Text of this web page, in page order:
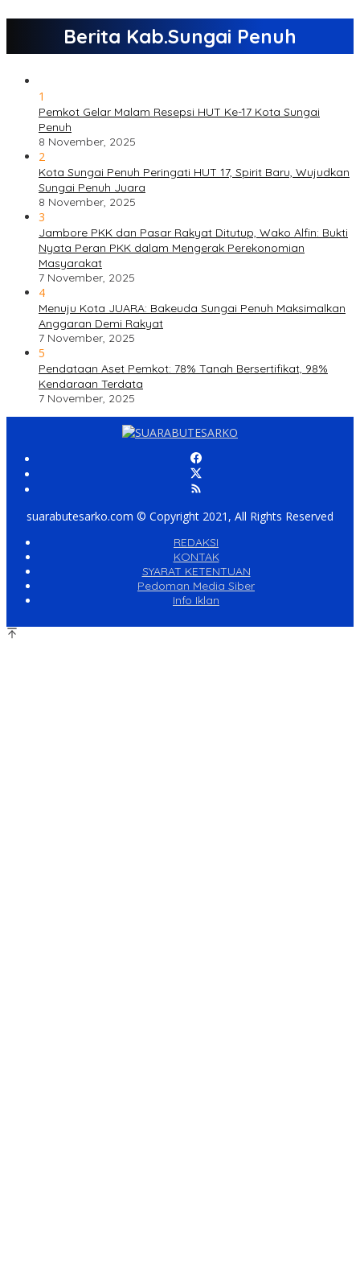
Berita Kab.Sungai Penuh
1
Pemkot Gelar Malam Resepsi HUT Ke-17 Kota Sungai
Penuh
8 November, 2025
2
Kota Sungai Penuh Peringati HUT 17, Spirit Baru, Wujudkan
Sungai Penuh Juara
8 November, 2025
3
Jambore PKK dan Pasar Rakyat Ditutup, Wako Alfin: Bukti
Nyata Peran PKK dalam Mengerak Perekonomian
Masyarakat
7 November, 2025
4
Menuju Kota JUARA: Bakeuda Sungai Penuh Maksimalkan
Anggaran Demi Rakyat
7 November, 2025
5
Pendataan Aset Pemkot: 78% Tanah Bersertifikat, 98%
Kendaraan Terdata
7 November, 2025
suarabutesarko.com © Copyright 2021, All Rights Reserved
REDAKSI
KONTAK
SYARAT KETENTUAN
Pedoman Media Siber
Info Iklan